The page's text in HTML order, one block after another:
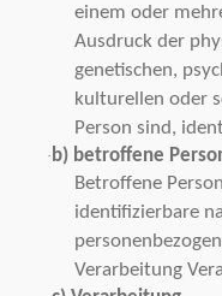
einem oder
Ausdruck der
genetischen,
kulturellen oder
Person sind,
· b) betroffene
Betroffene
identifizierbare
Verarbeitung